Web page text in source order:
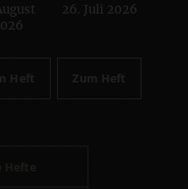
:
Heft
:
26. Juli 2026
Zum Heft